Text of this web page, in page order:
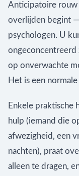
Anticipatoire
overlijden begint
psychologen. U
op onverwachte
Het is een
Enkele praktische
hulp (iemand die
afwezigheid, een
nachten), praat
alleen te dragen,